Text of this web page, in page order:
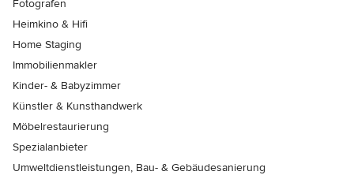
Fotografen
Heimkino & Hifi
Home Staging
Immobilienmakler
Kinder- & Babyzimmer
Künstler & Kunsthandwerk
Möbelrestaurierung
Spezialanbieter
Umweltdienstleistungen, Bau- & Gebäudesanierung